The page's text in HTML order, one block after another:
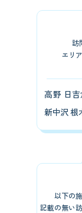
訪
エリ
高野 日
新中沢 根
以下の
記載の無い